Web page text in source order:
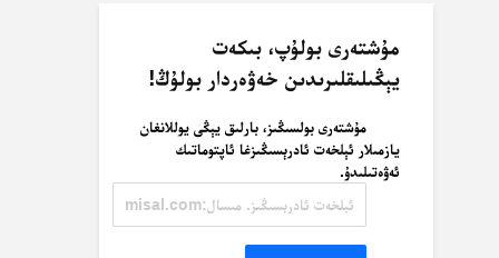
مۇشتەرى بولۇپ، بىكەت
يېڭىلىقلىرىدىن خەۋەردار بولۇڭ!
مۇشتەرى بولسىڭىز، بارلىق يېڭى يوللانغان
يازمىلار ئېلخەت ئادرېسىڭىزغا ئاپتوماتىك
ئەۋەتىلىدۇ.
ئادرېسىڭىز.